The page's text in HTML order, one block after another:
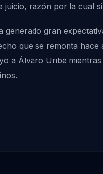
juicio, razón por la cual
generado gran
que se remonta
a Álvaro Uribe